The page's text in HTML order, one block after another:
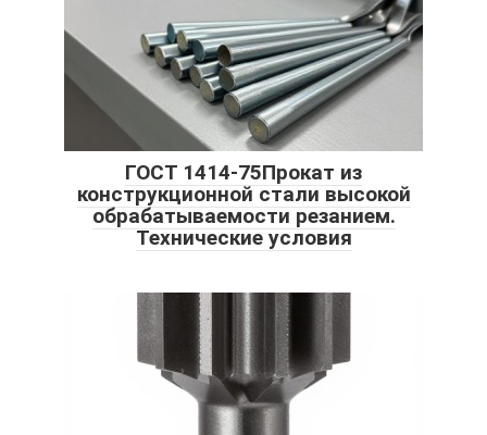
ГОСТ 1414-75Прокат из
конструкционной стали высокой
обрабатываемости резанием.
Технические условия